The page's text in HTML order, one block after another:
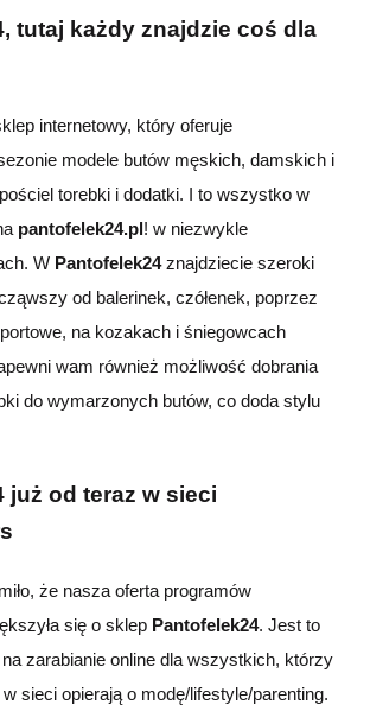
tutaj każdy znajdzie coś dla
internetowy, który oferuje
modele butów męskich, damskich i
torebki i dodatki. I to wszystko w
pantofelek24.pl ! w niezwykle
W Pantofelek24znajdziecie szeroki
od balerinek, czółenek, poprzez
na kozakach i śniegowcach
wam również możliwość dobrania
do wymarzonych butów, co doda stylu
już od teraz w sieci
że nasza oferta programów
się o sklep Pantofelek24. Jest to
na zarabianie online dla wszystkich, którzy
sieci opierają o modę/lifestyle/parenting.